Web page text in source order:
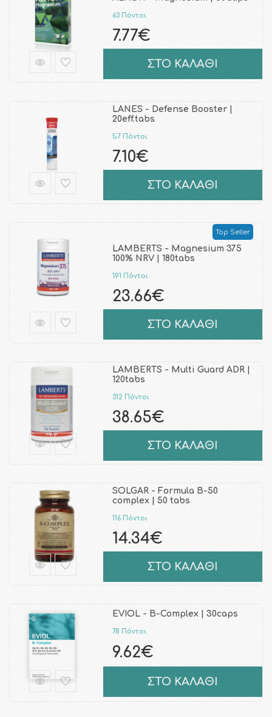
63 Πόντοι
7.77€
ΣΤΟ ΚΑΛΑΘΙ
LANES - Defense Booster |
20eff.tabs
57 Πόντοι
7.10€
ΣΤΟ ΚΑΛΑΘΙ
Top Seller
LAMBERTS - Magnesium 375
100% NRV | 180tabs
191 Πόντοι
23.66€
ΣΤΟ ΚΑΛΑΘΙ
LAMBERTS - Multi Guard ADR |
120tabs
312 Πόντοι
38.65€
ΣΤΟ ΚΑΛΑΘΙ
SOLGAR - Formula B-50
complex | 50 tabs
116 Πόντοι
14.34€
ΣΤΟ ΚΑΛΑΘΙ
EVIOL - B-Complex | 30caps
78 Πόντοι
9.62€
ΣΤΟ ΚΑΛΑΘΙ